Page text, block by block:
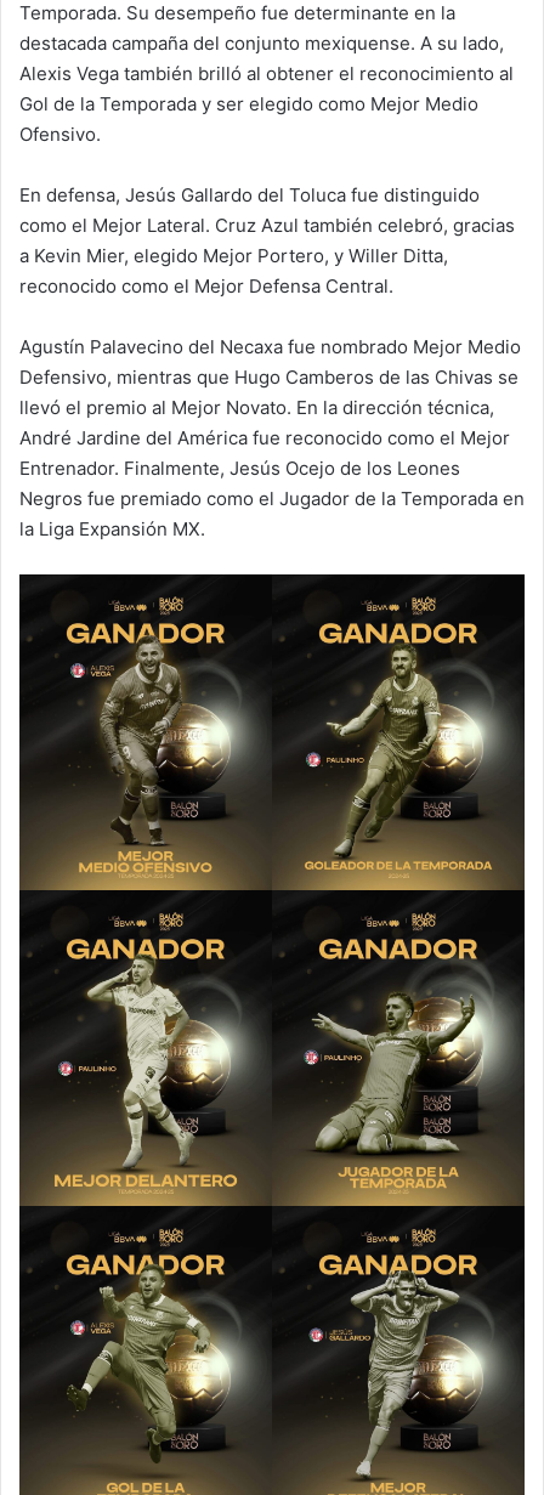
Temporada. Su desempeño fue determinante en la
destacada campaña del conjunto mexiquense. A su lado,
Alexis Vega también brilló al obtener el reconocimiento al
Gol de la Temporada y ser elegido como Mejor Medio
Ofensivo.
En defensa, Jesús Gallardo del Toluca fue distinguido
como el Mejor Lateral. Cruz Azul también celebró, gracias
a Kevin Mier, elegido Mejor Portero, y Willer Ditta,
reconocido como el Mejor Defensa Central.
Agustín Palavecino del Necaxa fue nombrado Mejor Medio
Defensivo, mientras que Hugo Camberos de las Chivas se
llevó el premio al Mejor Novato. En la dirección técnica,
André Jardine del América fue reconocido como el Mejor
Entrenador. Finalmente, Jesús Ocejo de los Leones
Negros fue premiado como el Jugador de la Temporada en
la Liga Expansión MX.